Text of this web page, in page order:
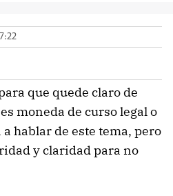
que quede claro de
moneda de curso legal o
hablar de este tema, pero
y claridad para no